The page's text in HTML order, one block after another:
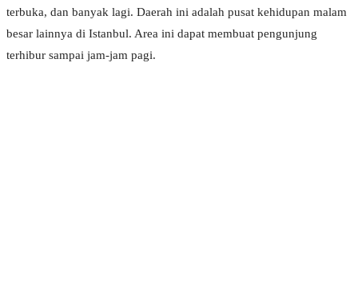
terbuka, dan banyak lagi. Daerah ini adalah pusat kehidupan malam
besar lainnya di Istanbul. Area ini dapat membuat pengunjung
terhibur sampai jam-jam pagi.